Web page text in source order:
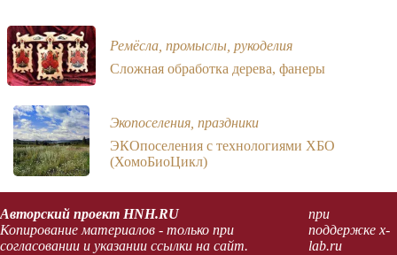
Ремёсла, промыслы, рукоделия
Сложная обработка дерева, фанеры
Экопоселения, праздники
ЭКОпоселения с технологиями ХБО
(ХомоБиоЦикл)
Авторский проект HNH.RU
Копирование материалов - только при
согласовании и указании ссылки на сайт.
при
поддержке x-
lab.ru